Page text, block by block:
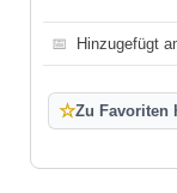
📅 Hinzugefügt
☆Zu Favoriten